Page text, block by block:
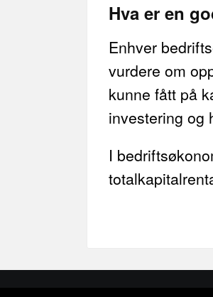
Hva er en
Enhver
vurdere om
kunne fått på
investering og
I